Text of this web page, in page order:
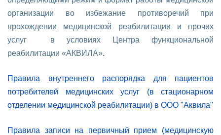
организации во избежание противоречий при
прохождении медицинской реабилитации и прочих
услуг в условиях Центра функциональной
реабилитации «АКВИЛА»
Правила внутреннего распорядка для пациентов
потребителей медицинских услуг (в стационарном
отделении медицинской реабилитации) в ООО "Аквила"
Правила записи на первичный прием (медицинскую